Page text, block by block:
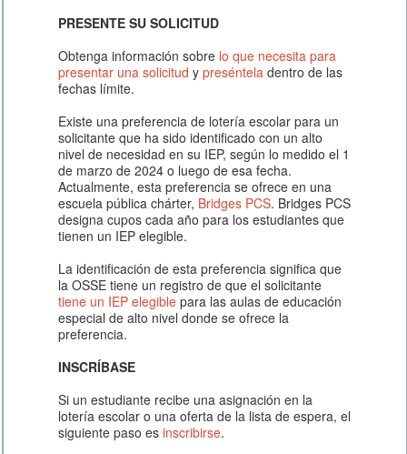
PRESENTE SU SOLICITUD
Obtenga información sobre lo que necesita para
presentar una solicitud y preséntela dentro de las
fechas límite.
Existe una preferencia de lotería escolar para un
solicitante que ha sido identificado con un alto
nivel de necesidad en su IEP, según lo medido el 1
de marzo de 2024 o luego de esa fecha.
Actualmente, esta preferencia se ofrece en una
escuela pública chárter, Bridges PCS. Bridges PCS
designa cupos cada año para los estudiantes que
tienen un IEP elegible.
La identificación de esta preferencia significa que
la OSSE tiene un registro de que el solicitante
tiene un IEP elegible para las aulas de educación
especial de alto nivel donde se ofrece la
preferencia.
INSCRÍBASE
Si un estudiante recibe una asignación en la
lotería escolar o una oferta de la lista de espera, el
siguiente paso es inscribirse.